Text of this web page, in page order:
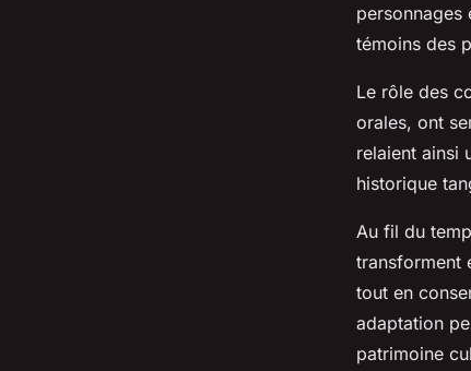
personnages
témoins des
Le rôle des
orales, ont
relaient ainsi
historique
Au fil du
transforment
tout en
adaptation
patrimoine